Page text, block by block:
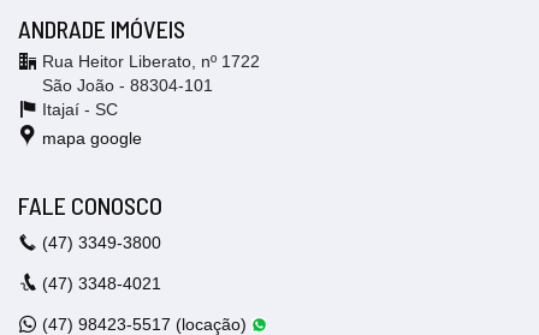
ANDRADE IMÓVEIS
Rua Heitor Liberato, nº 1722
São João - 88304-101
Itajaí - SC
mapa google
FALE CONOSCO
(47) 3349-3800
(47) 3348-4021
(47) 98423-5517 (locação)